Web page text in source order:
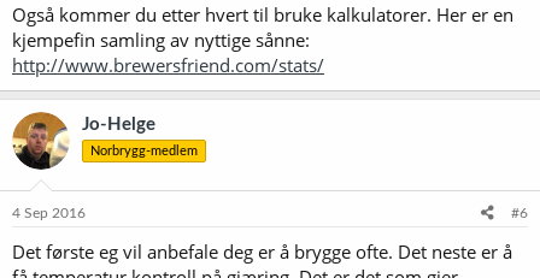
Også kommer du etter hvert til bruke kalkulatorer. Her er en
kjempefin samling av nyttige sånne:
http://www.brewersfriend.com/stats/
Jo-Helge
Norbrygg-medlem
4 Sep 2016 #6
Det første eg vil anbefale deg er å brygge ofte. Det neste er å